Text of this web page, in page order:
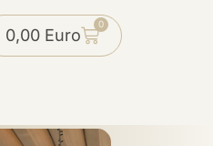
0,00 Euro
0